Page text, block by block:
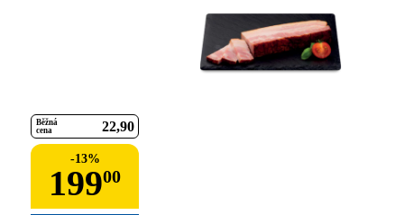
Běžná
cena
22 90
-13%
19900